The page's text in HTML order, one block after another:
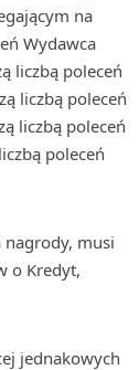
na
Wydawca
liczbą poleceń
liczbą poleceń
liczbą poleceń
poleceń
nagrody, musi
o Kredyt,
jednakowych